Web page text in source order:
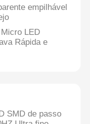
empilhável
LED
Rápida e
SMD de passo